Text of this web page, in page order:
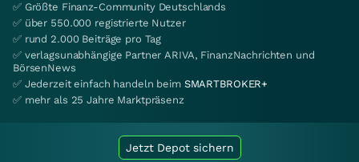
✅ Größte Finanz-Community Deutschlands
✅ über 550.000 registrierte Nutzer
✅ rund 2.000 Beiträge pro Tag
✅ verlagsunabhängige Partner ARIVA, FinanzNachrichten und
BörsenNews
✅ Jederzeit einfach handeln beim SMARTBROKER+
✅ mehr als 25 Jahre Marktpräsenz
Jetzt Depot sichern